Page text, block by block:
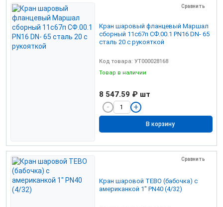
Сравнить
Кран шаровый фланцевый Маршал
сборный 11с67п СФ.00.1 PN16 DN- 65
сталь 20 с рукояткой
Код товара: УТ000028168
Товар в наличии
8 547.59 ₽ шт
В корзину
Сравнить
Кран шаровой TEBO (бабочка) c
американкой 1" PN40 (4/32)